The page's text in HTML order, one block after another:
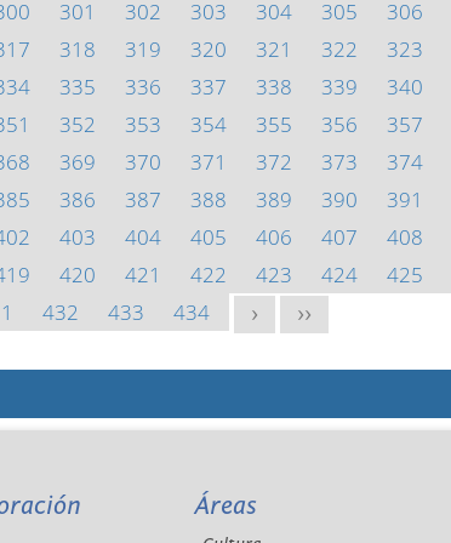
301 302 303 304 305 306
318 319 320 321 322 323
335 336 337 338 339 340
352 353 354 355 356 357
369 370 371 372 373 374
386 387 388 389 390 391
403 404 405 406 407 408
420 421 422 423 424 425
432 433 434 > >>
Áreas